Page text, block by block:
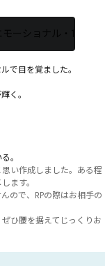
モーショナル・1
で目を覚ました。
く。
。
い作成しました。ある程
ます。
ので、RPの際はお相手の
ひ腰を据えてじっくりお